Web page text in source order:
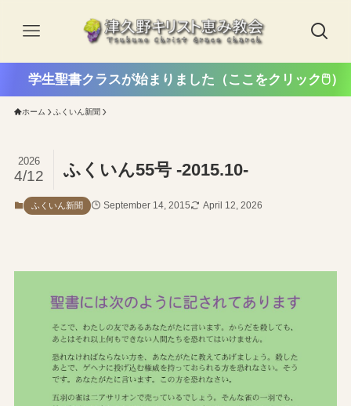
生聖書クラスが始まりました（ここをクリック🖱️）
ホーム ふくいん新聞
ふくいん55号 -2015.10-
2026
4/12
ふくいん新聞 September 14, 2015 April 12, 2026